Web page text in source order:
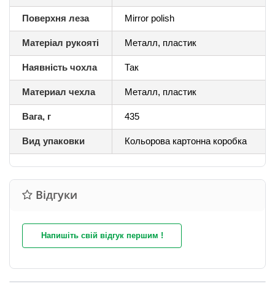
Поверхня леза Mirror polish
Матеріал рукояті Металл, пластик
Наявність чохла Так
Материал чехла Металл, пластик
Вага, г 435
Вид упаковки Кольорова картонна коробка
Відгуки
Напишіть свій відгук першим !